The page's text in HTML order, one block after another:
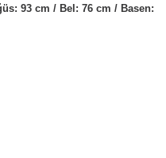
93 cm / Bel: 76 cm / Basen: